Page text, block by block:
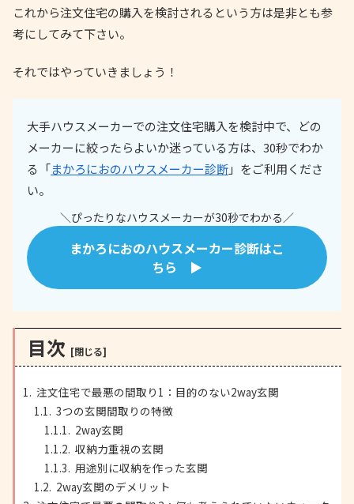
これから注文住宅の購入を検討されるという方は是非とも参
考にしてみて下さい。
それではやっていきましょう！
大手ハウスメーカーでの注文住宅購入を検討中で、どの
メーカーに絞ったらよいか迷っている方は、30秒でわか
る「まかろにおのハウスメーカー診断」をご利用くださ
い。
＼ぴったりなハウスメーカーが30秒でわかる／
まかろにおのハウスメーカー診断はこ
ちら ▶
目次
注文住宅で最悪の間取り1：目的のない2way玄関
3つの玄関間取りの特徴
2way玄関
収納力重視の玄関
用途別に収納を作った玄関
2way玄関のデメリット